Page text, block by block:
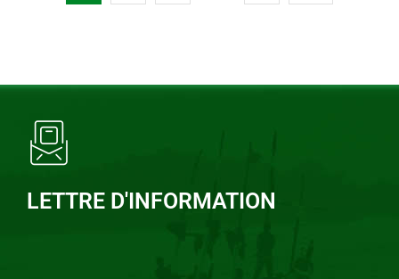
LETTRE D'INFORMATION